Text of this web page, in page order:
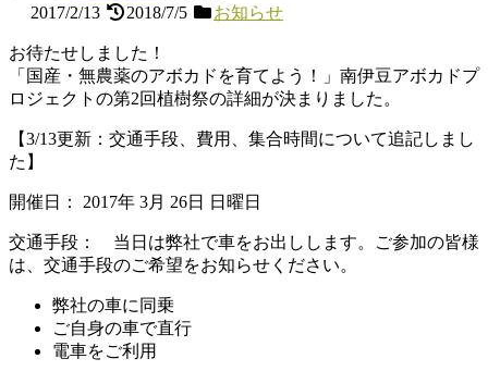
2017/2/13
2018/7/5 お知らせ
お待たせしました！
「国産・無農薬のアボカドを育てよう！」南伊豆アボカドプ
ロジェクトの第2回植樹祭の詳細が決まりました。
【3/13更新：交通手段、費用、集合時間について追記しまし
た】
開催日： 2017年 3月 26日 日曜日
交通手段：
当日は弊社で車をお出しします。ご参加の皆様
は、交通手段のご希望をお知らせください。
弊社の車に同乗
ご自身の車で直行
電車をご利用